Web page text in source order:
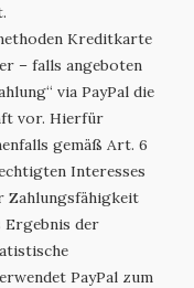
Kreditkarte
– falls angeboten
via PayPal die
vor. Hierfür
gemäß Art. 6
Interesses
Zahlungsfähigkeit
Ergebnis der
PayPal zum